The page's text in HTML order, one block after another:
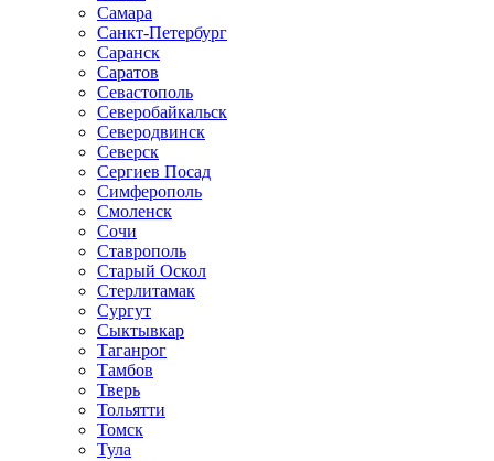
Самара
Санкт-Петербург
Саранск
Саратов
Севастополь
Северобайкальск
Северодвинск
Северск
Сергиев Посад
Симферополь
Смоленск
Сочи
Ставрополь
Старый Оскол
Стерлитамак
Сургут
Сыктывкар
Таганрог
Тамбов
Тверь
Тольятти
Томск
Тула